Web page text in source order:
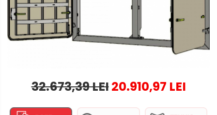
32.673,39 LEI20.910,97 LEI